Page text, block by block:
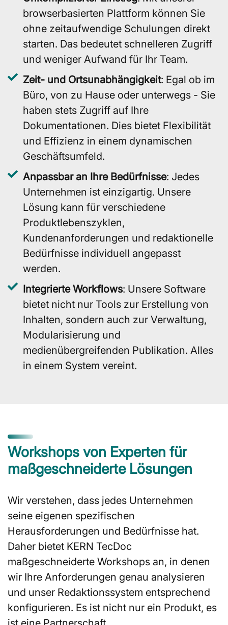
browserbasierten Plattform können Sie
ohne zeitaufwendige Schulungen direkt
starten. Das bedeutet schnelleren Zugriff
und weniger Aufwand für Ihr Team.
Zeit- und Ortsunabhängigkeit: Egal ob im
Büro, von zu Hause oder unterwegs - Sie
haben stets Zugriff auf Ihre
Dokumentationen. Dies bietet Flexibilität
und Effizienz in einem dynamischen
Geschäftsumfeld.
Anpassbar an Ihre Bedürfnisse: Jedes
Unternehmen ist einzigartig. Unsere
Lösung kann für verschiedene
Produktlebenszyklen,
Kundenanforderungen und redaktionelle
Bedürfnisse individuell angepasst
werden.
Integrierte Workflows: Unsere Software
bietet nicht nur Tools zur Erstellung von
Inhalten, sondern auch zur Verwaltung,
Modularisierung und
medienübergreifenden Publikation. Alles
in einem System vereint.
Workshops von Experten für
maßgeschneiderte Lösungen
Wir verstehen, dass jedes Unternehmen
seine eigenen spezifischen
Herausforderungen und Bedürfnisse hat.
Daher bietet KERN TecDoc
maßgeschneiderte Workshops an, in denen
wir Ihre Anforderungen genau analysieren
und unser Redaktionssystem entsprechend
konfigurieren. Es ist nicht nur ein Produkt, es